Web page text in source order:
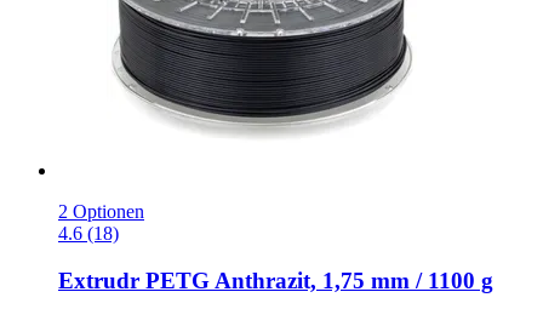
2 Optionen
4.6 (18)
Extrudr PETG Anthrazit, 1,75 mm / 1100 g